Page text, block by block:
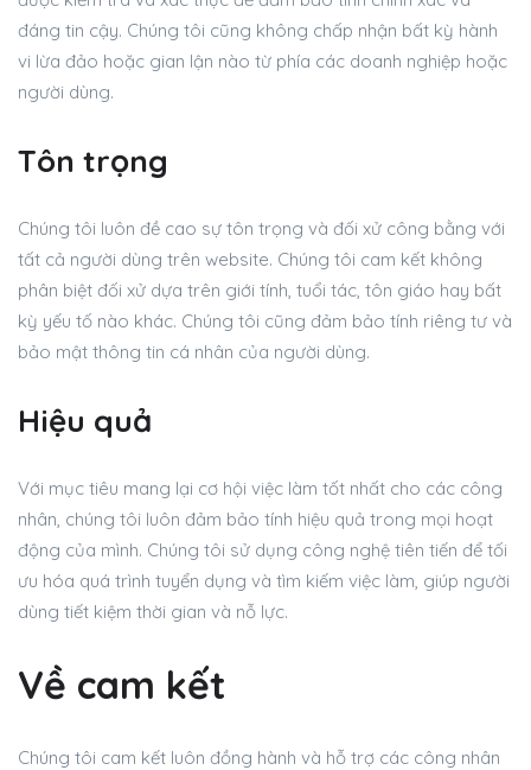
đáng tin cậy. Chúng tôi cũng không chấp nhận bất kỳ hành
vi lừa đảo hoặc gian lận nào từ phía các doanh nghiệp hoặc
người dùng.
Tôn trọng
Chúng tôi luôn đề cao sự tôn trọng và đối xử công bằng với
tất cả người dùng trên website. Chúng tôi cam kết không
phân biệt đối xử dựa trên giới tính, tuổi tác, tôn giáo hay bất
kỳ yếu tố nào khác. Chúng tôi cũng đảm bảo tính riêng tư và
bảo mật thông tin cá nhân của người dùng.
Hiệu quả
Với mục tiêu mang lại cơ hội việc làm tốt nhất cho các công
nhân, chúng tôi luôn đảm bảo tính hiệu quả trong mọi hoạt
động của mình. Chúng tôi sử dụng công nghệ tiên tiến để tối
ưu hóa quá trình tuyển dụng và tìm kiếm việc làm, giúp người
dùng tiết kiệm thời gian và nỗ lực.
Về cam kết
Chúng tôi cam kết luôn đồng hành và hỗ trợ các công nhân